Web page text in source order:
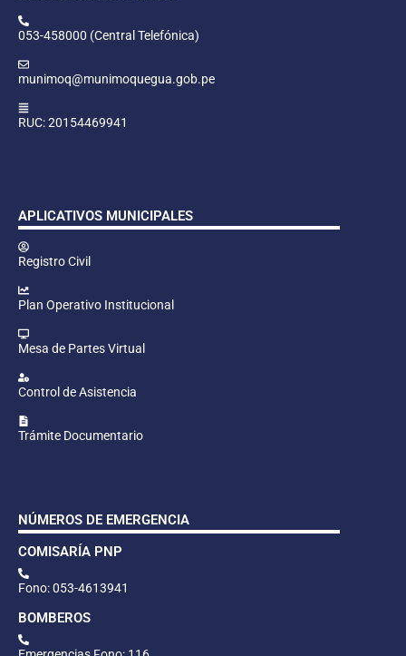
053-458000 (Central Telefónica)
munimoq@munimoquegua.gob.pe
RUC: 20154469941
APLICATIVOS MUNICIPALES
Registro Civil
Plan Operativo Institucional
Mesa de Partes Virtual
Control de Asistencia
Trámite Documentario
NÚMEROS DE EMERGENCIA
COMISARÍA PNP
Fono: 053-4613941
BOMBEROS